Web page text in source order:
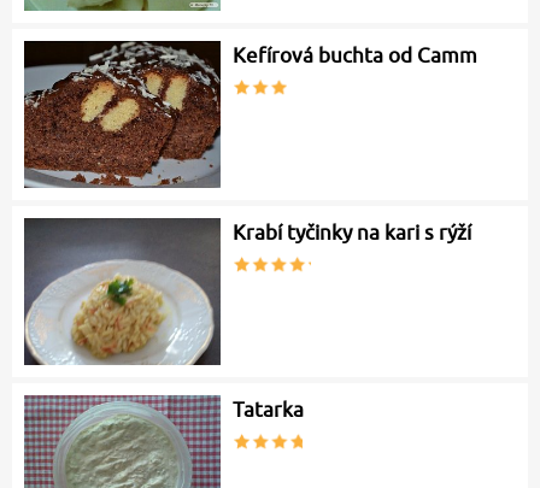
Kefírová buchta od Camm
Krabí tyčinky na kari s rýží
Tatarka